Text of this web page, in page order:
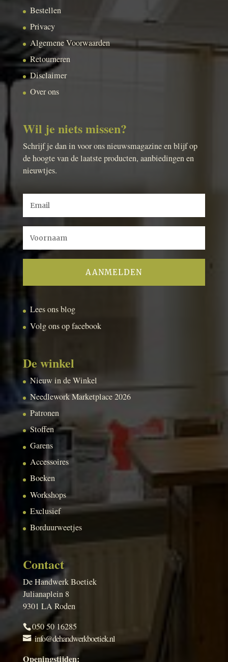
Bestellen
Privacy
Algemene Voorwaarden
Retourneren
Disclaimer
Over ons
Wil je niets missen?
Schrijf je dan in voor ons nieuwsmagazine en blijf op
de hoogte van de laatste producten, aanbiedingen en
nieuwtjes.
Lees ons blog
Volg ons op facebook
De winkel
Nieuw in de Winkel
Needlework Marketplace 2026
Patronen
Stoffen
Garens
Accessoires
Boeken
Workshops
Exclusief
Borduurweetjes
Contact
De Handwerk Boetiek
Julianaplein 8
9301 LA Roden
050 50 16285
info@dehandwerkboetiek.nl
Openingstijden: